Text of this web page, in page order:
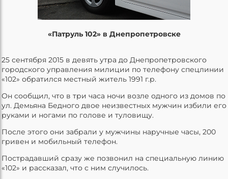
«Патруль 102» в Днепропетровске
25 сентября 2015 в девять утра до Днепропетровского
городского управления милиции по телефону спецлинии
«102» обратился местный житель 1991 г.р.
Он сообщил, что в три часа ночи возле одного из домов по
ул. Демьяна Бедного двое неизвестных мужчин избили его
руками и ногами по голове и туловищу.
После этого они забрали у мужчины наручные часы, 200
гривен и мобильный телефон.
Пострадавший сразу же позвонил на специальную линию
«102» и рассказал, что с ним случилось.